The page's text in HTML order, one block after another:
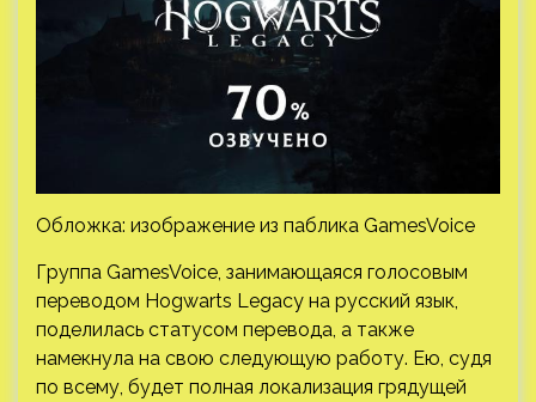
Обложка: изображение из паблика GamesVoice
Группа GamesVoice, занимающаяся голосовым
переводом Hogwarts Legacy на русский язык,
поделилась статусом перевода, а также
намекнула на свою следующую работу. Ею, судя
по всему, будет полная локализация грядущей